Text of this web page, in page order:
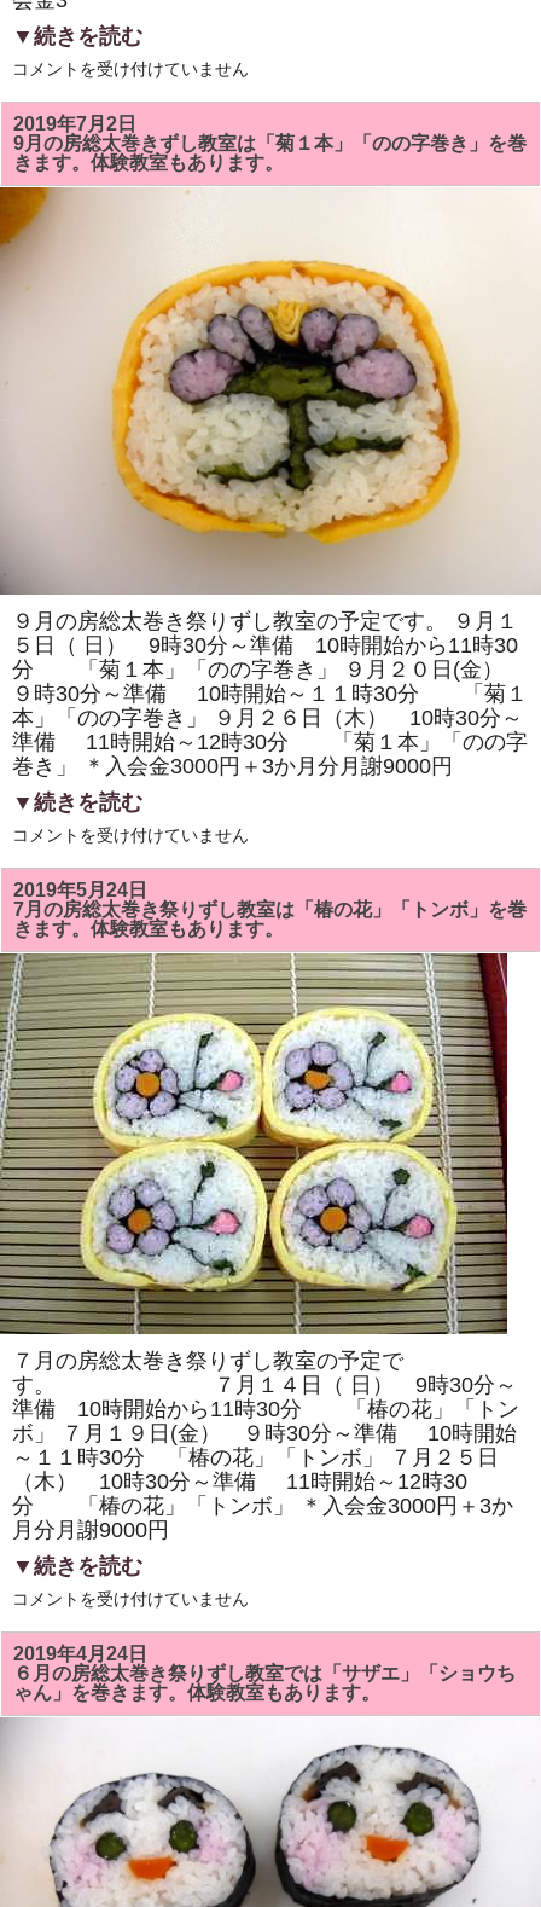
▼続きを読む
１
月
の
房
総
太
巻
ず
し
す。
体
験
教
室
も
あ
り
ま
す。
は
コメントを受け付けていません
2019年7月2日
9月の房総太巻きずし教室は「菊１本」「のの字巻き」を巻
きます。体験教室もあります。
９月の房総太巻き祭りずし教室の予定です。 ９月１
５日（ 日） 9時30分～準備 10時開始から11時30
分 「菊１本」「のの字巻き」 ９月２０日(金）
９時30分～準備 10時開始～１１時30分 「菊１
本」「のの字巻き」 ９月２６日（木） 10時30分～
準備 11時開始～12時30分 「菊１本」「のの字
巻き」 ＊入会金3000円＋3か月分月謝9000円
▼続きを読む
9
の
房
総
太
巻
き
ず
し
教
室
は
「菊
１
本」
「の
の
字
巻
き」
を
巻
き
ま
す。
体
験
教
室
も
あ
り
ま
す。
は
コメントを受け付けていません
2019年5月24日
7月の房総太巻き祭りずし教室は「椿の花」「トンボ」を巻
きます。体験教室もあります。
７月の房総太巻き祭りずし教室の予定で
す。 ７月１４日（ 日） 9時30分～
準備 10時開始から11時30分 「椿の花」「トン
ボ」 ７月１９日(金） ９時30分～準備 10時開始
～１１時30分 「椿の花」「トンボ」 ７月２５日
（木） 10時30分～準備 11時開始～12時30
分 「椿の花」「トンボ」 ＊入会金3000円＋3か
月分月謝9000円
▼続きを読む
7
の
房
総
太
巻
き
コメントを受け付けていません
2019年4月24日
６月の房総太巻き祭りずし教室では「サザエ」「ショウち
ゃん」を巻きます。体験教室もあります。